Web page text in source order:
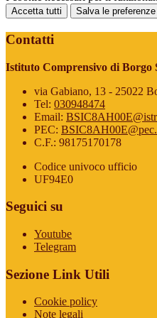
Accetta tutti Salva le preferenze
Contatti
Istituto Comprensivo di Borgo
via Gabiano, 13 - 25022
Tel: 030948474
Email:
PEC:
C.F.: 98175170178
Codice univoco ufficio
UF94E0
Seguici su
Youtube
Telegram
Sezione Link Utili
Cookie policy
Note legali